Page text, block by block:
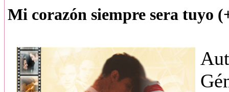
Mi corazón siempre sera tuyo